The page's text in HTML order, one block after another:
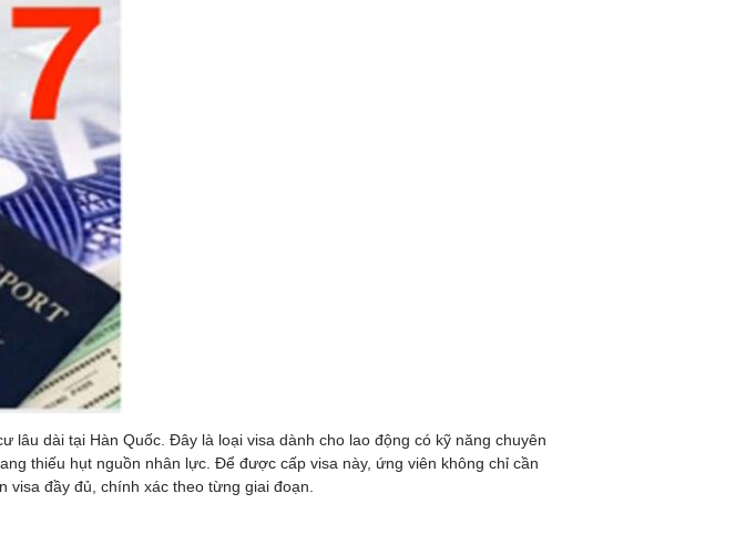
lâu dài tại Hàn Quốc. Đây là loại visa dành cho lao động có kỹ năng chuyên
thiếu hụt nguồn nhân lực. Để được cấp visa này, ứng viên không chỉ cần
đầy đủ, chính xác theo từng giai đoạn.